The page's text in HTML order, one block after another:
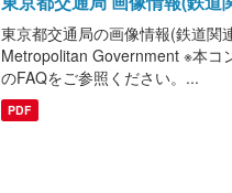
東京都交通局の画像情報(鉄道
Metropolitan Government ※本コ
のFAQをご参照ください。...
PDF